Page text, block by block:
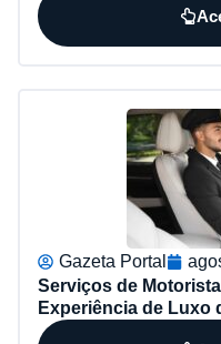
Gazeta Portal
Serviços de
Experiência de Luxo